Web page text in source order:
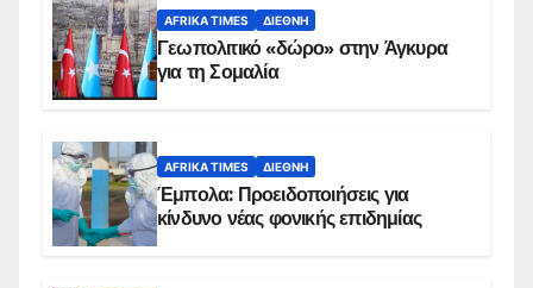
AFRIKA TIMES ΔΙΕΘΝΉ
Γεωπολιτικό «δώρο» στην Άγκυρα
για τη Σομαλία
AFRIKA TIMES ΔΙΕΘΝΉ
Έμπολα: Προειδοποιήσεις για
κίνδυνο νέας φονικής επιδημίας